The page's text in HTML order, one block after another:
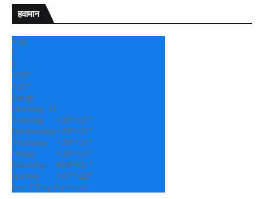
हवामान
+28
°
C
+29°
+21°
Sangli
Monday, 10
Tuesday
+28°+21°
Wednesday+29°+21°
Thursday
+28°+21°
Friday
+28°+21°
Saturday
+28°+21°
Sunday
+27°+22°
See 7-Day Forecast